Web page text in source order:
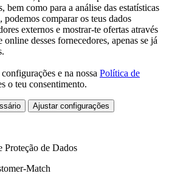
bem como para a análise das estatísticas
comparar os teus dados
externos e mostrar-te ofertas através
desses fornecedores, apenas se já
e na nossa Política de
o teu consentimento.
Ajustar configurações
de Dados
Match